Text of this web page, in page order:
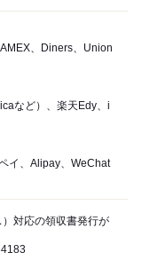
、Diners、Union
など）、楽天Edy、i
イ、Alipay、WeChat
対応の領収書発行が